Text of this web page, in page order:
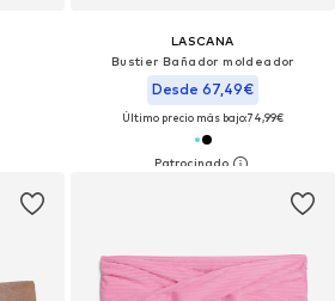
LASCANA
Bustier Bañador moldeador
Desde 67,49€
Último precio más bajo:74,99€